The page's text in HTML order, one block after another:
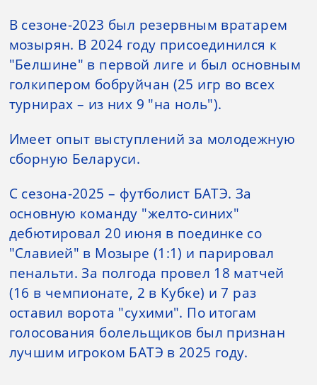
В сезоне-2023 был резервным вратарем
мозырян. В 2024 году присоединился к
"Белшине" в первой лиге и был основным
голкипером бобруйчан (25 игр во всех
турнирах – из них 9 "на ноль").
Имеет опыт выступлений за молодежную
сборную Беларуси.
С сезона-2025 – футболист БАТЭ. За
основную команду "желто-синих"
дебютировал 20 июня в поединке со
"Славией" в Мозыре (1:1) и парировал
пенальти. За полгода провел 18 матчей
(16 в чемпионате, 2 в Кубке) и 7 раз
оставил ворота "сухими". По итогам
голосования болельщиков был признан
лучшим игроком БАТЭ в 2025 году.